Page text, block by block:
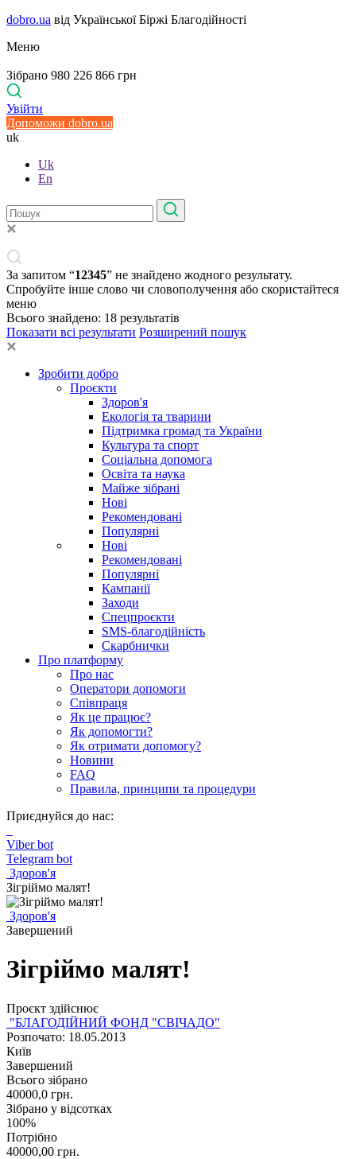
dobro.ua від Української Біржі Благодійності
Меню
Зібрано 980 226 866 грн
Увійти
Допоможи dobro.ua
uk
Uk
En
За запитом “12345” не знайдено жодного результату.
Спробуйте інше слово чи словополучення або скористайтеся
меню
Всього знайдено: 18 результатів
Показати всі результати Розширений пошук
Зробити добро
Проєкти
Здоров'я
Екологія та тварини
Підтримка громад та України
Культура та спорт
Соціальна допомога
Освіта та наука
Майже зібрані
Нові
Рекомендовані
Популярні
Нові
Рекомендовані
Популярні
Кампанії
Заходи
Спецпроєкти
SMS-благодійність
Скарбнички
Про платформу
Про нас
Оператори допомоги
Співпраця
Як це працює?
Як допомогти?
Як отримати допомогу?
Новини
FAQ
Правила, принципи та процедури
Приєднуйся до нас:
Viber bot
Telegram bot
Здоров'я
Зігріймо малят!
Здоров'я
Завершений
Зігріймо малят!
Проєкт здійснює
"БЛАГОДІЙНИЙ ФОНД "СВІЧАДО"
Розпочато: 18.05.2013
Київ
Завершений
Всього зібрано
40000,0 грн.
Зібрано у відсотках
100%
Потрібно
40000,00 грн.